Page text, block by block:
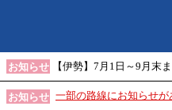
お知らせ 【伊勢】7月1日～9月末
お知らせ 一部の路線にお知らせが